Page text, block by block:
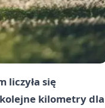
liczyła się
kilometry dla